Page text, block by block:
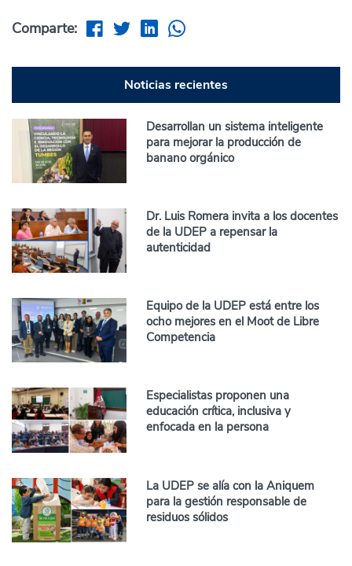
Comparte:
Noticias recientes
Desarrollan un sistema inteligente
para mejorar la producción de
banano orgánico
Dr. Luis Romera invita a los docentes
de la UDEP a repensar la
autenticidad
Equipo de la UDEP está entre los
ocho mejores en el Moot de Libre
Competencia
Especialistas proponen una
educación crítica, inclusiva y
enfocada en la persona
La UDEP se alía con la Aniquem
para la gestión responsable de
residuos sólidos